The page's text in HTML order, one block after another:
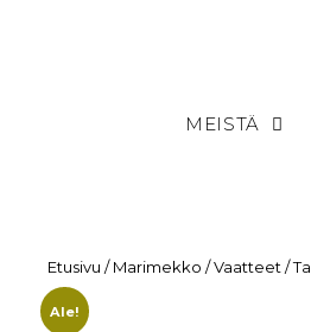
MEISTÄ
Etusivu /Marimekko /Vaatteet /
Ale!